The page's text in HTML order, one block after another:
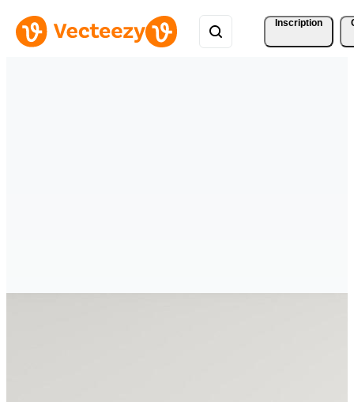
Inscription